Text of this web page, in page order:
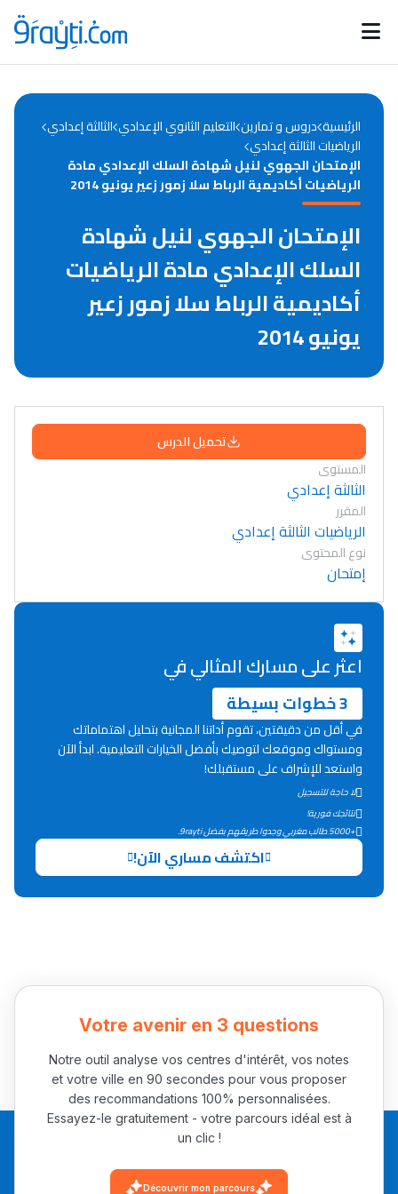
Catégories
d'actualités
Annonces bourses
Lycée Maroc
Collège au Maroc
Interviews/Vidéos
+ de 89 Interviews/Vidéos
دليل المهن
الرئيسية دروس و تمارين التعليم الثانوي الإعدادي الثالثة إعدادي
الرياضيات الثالثة إعدادي
الإمتحان الجهوي لنيل شهادة السلك الإعدادي مادة
الرياضيات أكاديمية الرباط سلا زمور زعير يونيو 2014
الإمتحان الجهوي لنيل شهادة
السلك الإعدادي مادة الرياضيات
أكاديمية الرباط سلا زمور زعير
يونيو 2014
تحميل الدرس
المستوى
الثالثة إعدادي
المقرر
الرياضيات الثالثة إعدادي
نوع المحتوى
إمتحان
اعثر على مسارك المثالي في
3 خطوات بسيطة
في أقل من دقيقتين، تقوم أداتنا المجانية بتحليل اهتماماتك
ومستواك وموقعك لتوصيك بأفضل الخيارات التعليمية. ابدأ الآن
واستعد للإشراف على مستقبلك!
لا حاجة للتسجيل
نتائجك فورية!
+5000 طالب مغربي وجدوا طريقهم بفضل 9rayti.
اكتشف مساري الآن!
Votre avenir en 3 questions
Notre outil analyse vos centres d'intérêt, vos notes
et votre ville en 90 secondes pour vous proposer
des recommandations 100% personnalisées.
Essayez-le gratuitement - votre parcours idéal est à
un clic !
Découvrir mon parcours